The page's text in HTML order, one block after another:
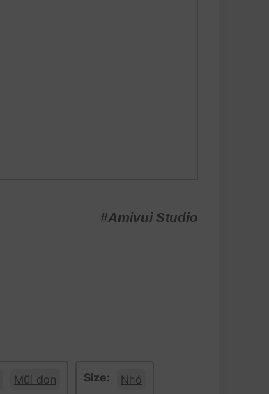
#Amivui Studio
Mũi đơn Size: Nhỏ